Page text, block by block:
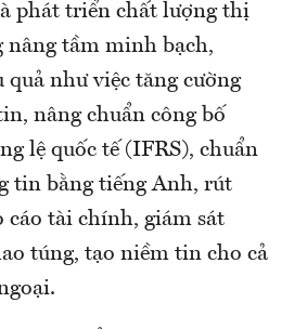
phát triển chất lượng thị
nâng tầm minh bạch,
quả như việc tăng cường
nâng chuẩn công bố
lệ quốc tế (IFRS), chuẩn
tin bằng tiếng Anh, rút
cáo tài chính, giám sát
túng, tạo niềm tin cho cả